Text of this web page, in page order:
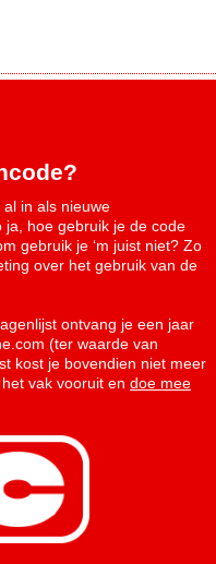
in als nieuwe
hoe gebruik je de code
gebruik je ‘m juist niet? Zo
over het gebruik van de
ontvang je een jaar
(ter waarde van
kost je bovendien niet meer
vak vooruit en doe mee